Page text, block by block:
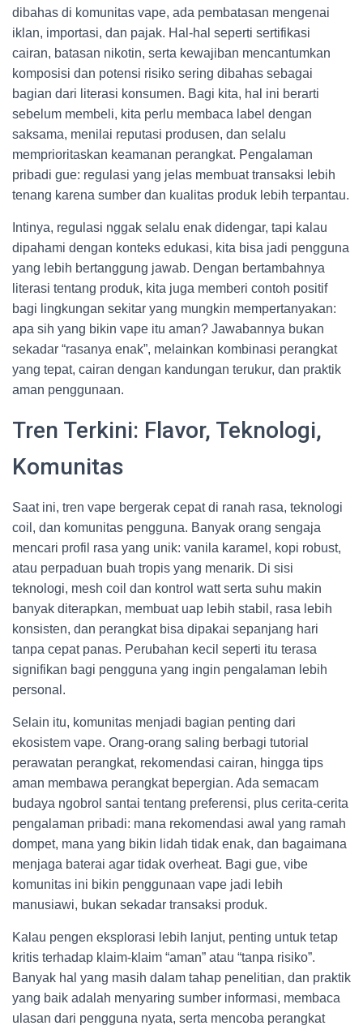
dibahas di komunitas vape, ada pembatasan mengenai
iklan, importasi, dan pajak. Hal-hal seperti sertifikasi
cairan, batasan nikotin, serta kewajiban mencantumkan
komposisi dan potensi risiko sering dibahas sebagai
bagian dari literasi konsumen. Bagi kita, hal ini berarti
sebelum membeli, kita perlu membaca label dengan
saksama, menilai reputasi produsen, dan selalu
memprioritaskan keamanan perangkat. Pengalaman
pribadi gue: regulasi yang jelas membuat transaksi lebih
tenang karena sumber dan kualitas produk lebih terpantau.
Intinya, regulasi nggak selalu enak didengar, tapi kalau
dipahami dengan konteks edukasi, kita bisa jadi pengguna
yang lebih bertanggung jawab. Dengan bertambahnya
literasi tentang produk, kita juga memberi contoh positif
bagi lingkungan sekitar yang mungkin mempertanyakan:
apa sih yang bikin vape itu aman? Jawabannya bukan
sekadar “rasanya enak”, melainkan kombinasi perangkat
yang tepat, cairan dengan kandungan terukur, dan praktik
aman penggunaan.
Tren Terkini: Flavor, Teknologi,
Komunitas
Saat ini, tren vape bergerak cepat di ranah rasa, teknologi
coil, dan komunitas pengguna. Banyak orang sengaja
mencari profil rasa yang unik: vanila karamel, kopi robust,
atau perpaduan buah tropis yang menarik. Di sisi
teknologi, mesh coil dan kontrol watt serta suhu makin
banyak diterapkan, membuat uap lebih stabil, rasa lebih
konsisten, dan perangkat bisa dipakai sepanjang hari
tanpa cepat panas. Perubahan kecil seperti itu terasa
signifikan bagi pengguna yang ingin pengalaman lebih
personal.
Selain itu, komunitas menjadi bagian penting dari
ekosistem vape. Orang-orang saling berbagi tutorial
perawatan perangkat, rekomendasi cairan, hingga tips
aman membawa perangkat bepergian. Ada semacam
budaya ngobrol santai tentang preferensi, plus cerita-cerita
pengalaman pribadi: mana rekomendasi awal yang ramah
dompet, mana yang bikin lidah tidak enak, dan bagaimana
menjaga baterai agar tidak overheat. Bagi gue, vibe
komunitas ini bikin penggunaan vape jadi lebih
manusiawi, bukan sekadar transaksi produk.
Kalau pengen eksplorasi lebih lanjut, penting untuk tetap
kritis terhadap klaim-klaim “aman” atau “tanpa risiko”.
Banyak hal yang masih dalam tahap penelitian, dan praktik
yang baik adalah menyaring sumber informasi, membaca
ulasan dari pengguna nyata, serta mencoba perangkat